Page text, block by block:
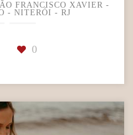
FRANCISCO XAVIER -
- NITERÓI - RJ
0